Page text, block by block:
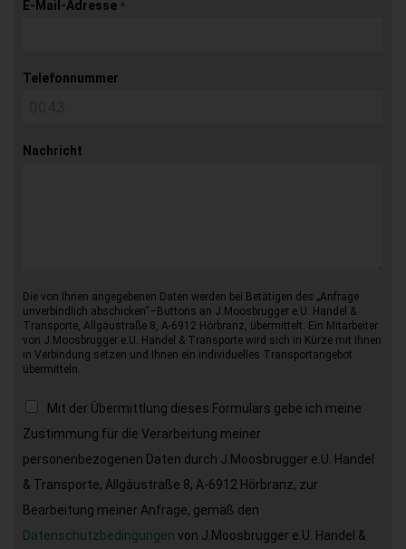
E-Mail-Adresse *
Telefonnummer
Nachricht
Die von Ihnen angegebenen Daten werden bei Betätigen des „Anfrage
unverbindlich abschicken“–Buttons an J.Moosbrugger e.U. Handel &
Transporte, Allgäustraße 8, A-6912 Hörbranz, übermittelt. Ein Mitarbeiter
von J.Moosbrugger e.U. Handel & Transporte wird sich in Kürze mit Ihnen
in Verbindung setzen und Ihnen ein individuelles Transportangebot
übermitteln.
Mit der Übermittlung dieses Formulars gebe ich meine
Zustimmung für die Verarbeitung meiner
personenbezogenen Daten durch J.Moosbrugger e.U. Handel
& Transporte, Allgäustraße 8, A-6912 Hörbranz, zur
Bearbeitung meiner Anfrage, gemäß den
Datenschutzbedingungen von J.Moosbrugger e.U. Handel &